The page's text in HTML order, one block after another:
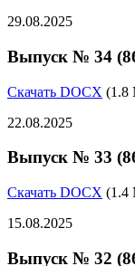
29.08.2025
Выпуск № 34
Скачать DOCX (1.8
22.08.2025
Выпуск № 33
Скачать DOCX (1.4
15.08.2025
Выпуск № 32